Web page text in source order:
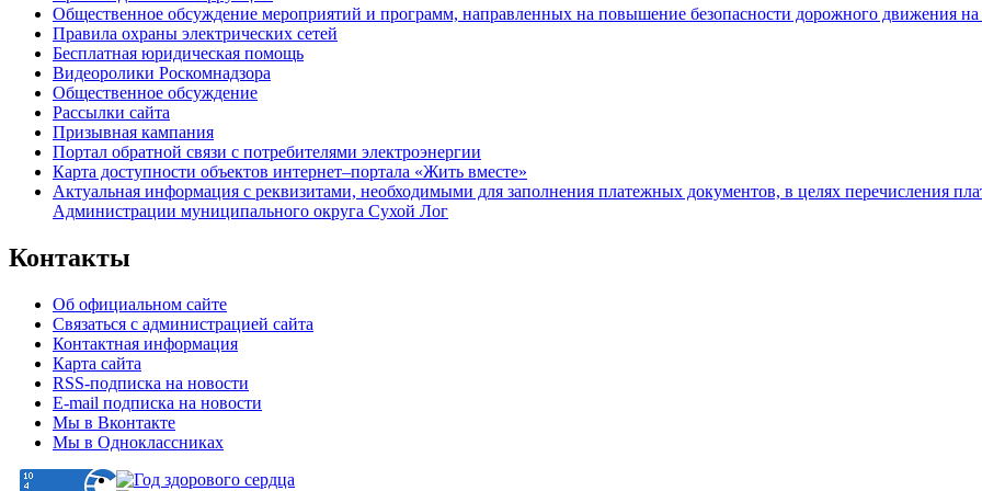
Общественное обсуждение мероприятий и программ, направленных на повышение безопасности дорожного движения на
Правила охраны электрических сетей
Бесплатная юридическая помощь
Видеоролики Роскомнадзора
Общественное обсуждение
Рассылки сайта
Призывная кампания
Портал обратной связи с потребителями электроэнергии
Карта доступности объектов интернет–портала «Жить вместе»
Актуальная информация с реквизитами, необходимыми для заполнения платежных документов, в целях перечисления
Администрации муниципального округа Сухой Лог
Контакты
Об официальном сайте
Связаться с администрацией сайта
Контактная информация
Карта сайта
RSS-подписка на новости
E-mail подписка на новости
Мы в Вконтакте
Мы в Одноклассниках